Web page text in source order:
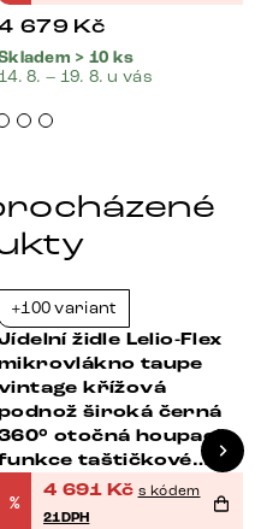
679 Kč
> 10 ks
8. – 19. 8. u vás
+100 variant
židle Lelio-Flex
taupe
křížová
široká černá
otočná houpací
taštičkové
pružiny
%
4 691 Kč s kódem
21DPH